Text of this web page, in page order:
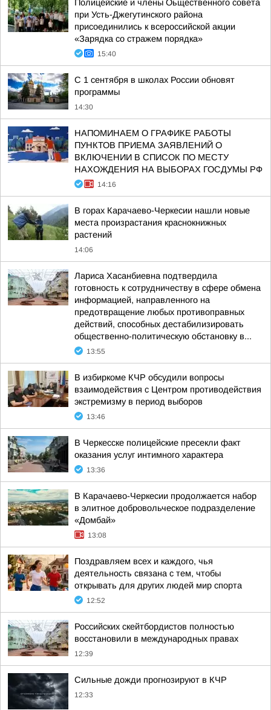
Полицейские и члены Оьщественного совета
при Усть-Джегутинского района
присоединились к всероссийской акции
«Зарядка со стражем порядка»
15:40
С 1 сентября в школах России обновят
программы
14:30
НАПОМИНАЕМ О ГРАФИКЕ РАБОТЫ
ПУНКТОВ ПРИЕМА ЗАЯВЛЕНИЙ О
ВКЛЮЧЕНИИ В СПИСОК ПО МЕСТУ
НАХОЖДЕНИЯ НА ВЫБОРАХ ГОСДУМЫ РФ
14:16
В горах Карачаево-Черкесии нашли новые
места произрастания краснокнижных
растений
14:06
Лариса Хасанбиевна подтвердила
готовность к сотрудничеству в сфере обмена
информацией, направленного на
предотвращение любых противоправных
действий, способных дестабилизировать
общественно-политическую обстановку в...
13:55
В избиркоме КЧР обсудили вопросы
взаимодействия с Центром противодействия
экстремизму в период выборов
13:46
В Черкесске полицейские пресекли факт
оказания услуг интимного характера
13:36
В Карачаево-Черкесии продолжается набор
в элитное добровольческое подразделение
«Домбай»
13:08
Поздравляем всех и каждого, чья
деятельность связана с тем, чтобы
открывать для других людей мир спорта
12:52
Российских скейтбордистов полностью
восстановили в международных правах
12:39
Сильные дожди прогнозируют в КЧР
12:33